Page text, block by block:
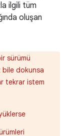
ilgili tüm
oluşan
sürümü
bile dokunsa
tekrar istem